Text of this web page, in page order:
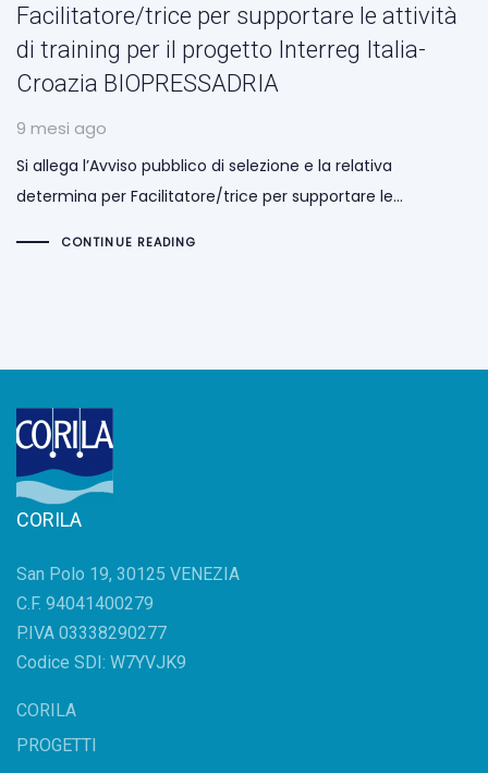
Facilitatore/trice per supportare le attività
di training per il progetto Interreg Italia-
Croazia BIOPRESSADRIA
9 mesi ago
Si allega l’Avviso pubblico di selezione e la relativa
determina per Facilitatore/trice per supportare le…
CONTINUE READING
CORILA
San Polo 19, 30125 VENEZIA
C.F. 94041400279
P.IVA 03338290277
Codice SDI: W7YVJK9
CORILA
PROGETTI